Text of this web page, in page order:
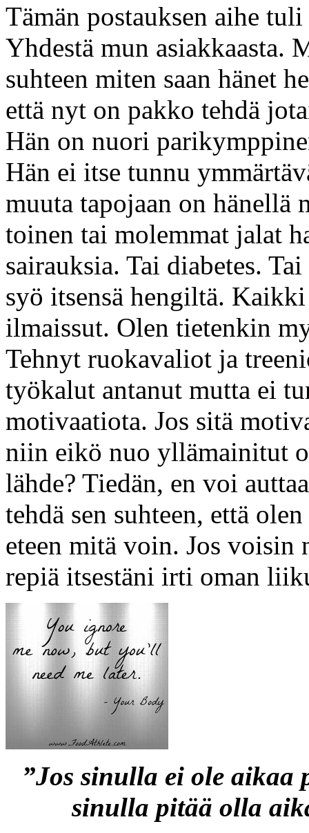
Tämän postauksen aihe
Yhdestä mun asiakkaasta.
suhteen miten saan hänet
että nyt on pakko tehdä
Hän on nuori
Hän ei itse tunnu
muuta tapojaan on hänellä
toinen tai molemmat jalat
sairauksia. Tai diabetes.
syö itsensä hengiltä.
ilmaissut. Olen tietenkin
Tehnyt ruokavaliot ja
työkalut antanut mutta ei
motivaatiota. Jos sitä
niin eikö nuo yllämainitut
lähde? Tiedän, en voi
tehdä sen suhteen, että
eteen mitä voin. Jos voisin
repiä itsestäni irti oman
”Jos sinulla ei ole
sinulla pitää olla